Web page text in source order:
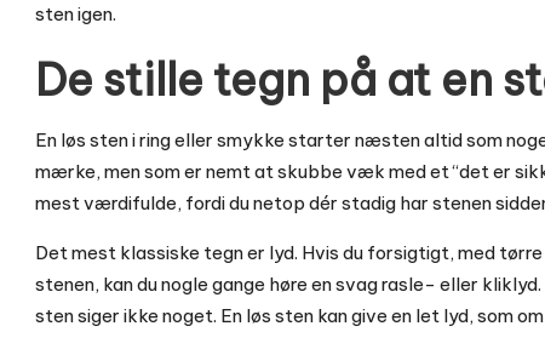
sten igen.
De stille tegn på at en
En løs sten i ring eller smykke starter næsten altid som
mærke, men som er nemt at skubbe væk med et “det er
mest værdifulde, fordi du netop dér stadig har stenen
Det mest klassiske tegn er lyd. Hvis du forsigtigt, med
stenen, kan du nogle gange høre en svag rasle- eller
sten siger ikke noget. En løs sten kan give en let lyd, som